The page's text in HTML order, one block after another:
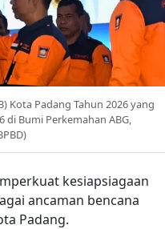
Kota Padang Tahun 2026 yang
di Bumi Perkemahan ABG,
kesiapsiagaan
ancaman bencana
Padang.